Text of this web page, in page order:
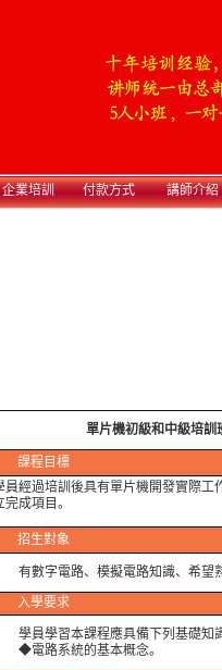
企業培訓 付款方式 講師介紹
單片機初級和中級培訓
課程目標
員經過培訓後具有單片機開發實際工
完成項目。
招生對象
有數字電路、模擬電路知識、希望
入學要求
學員學習本課程應具備下列基礎知
◆電路系統的基本概念。